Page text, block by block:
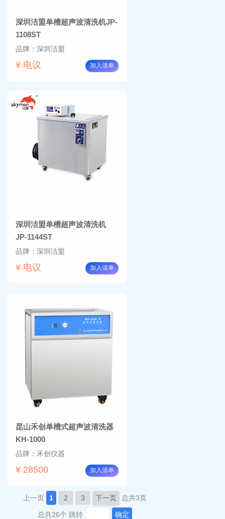
深圳洁盟单槽超声波清洗机JP-
1108ST
品牌：深圳洁盟
¥ 电议 加入清单
深圳洁盟单槽超声波清洗机
JP-1144ST
品牌：深圳洁盟
¥ 电议 加入清单
昆山禾创单槽式超声波清洗器
KH-1000
品牌：禾创仪器
¥ 28500 加入清单
上一页 1 2 3 下一页 总共3页
总共26个 跳转 确定